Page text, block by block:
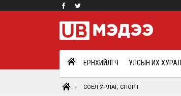
ЕРӨНХИЙЛӨГЧ УЛСЫН ИХ ХУРАЛ
СОЁЛ УРЛАГ, СПОРТ